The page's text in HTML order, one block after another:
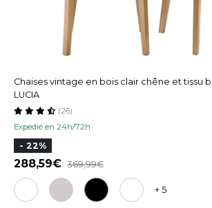
Chaises vintage en bois clair chêne et tissu
LUCIA
Expedié en 24h/72h
(26)
- 22%
288,59 369,99
+ 5